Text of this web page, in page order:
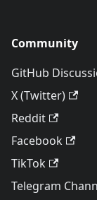
Community
GitHub
X (Twitter)
Reddit
Facebook
TikTok
Telegram